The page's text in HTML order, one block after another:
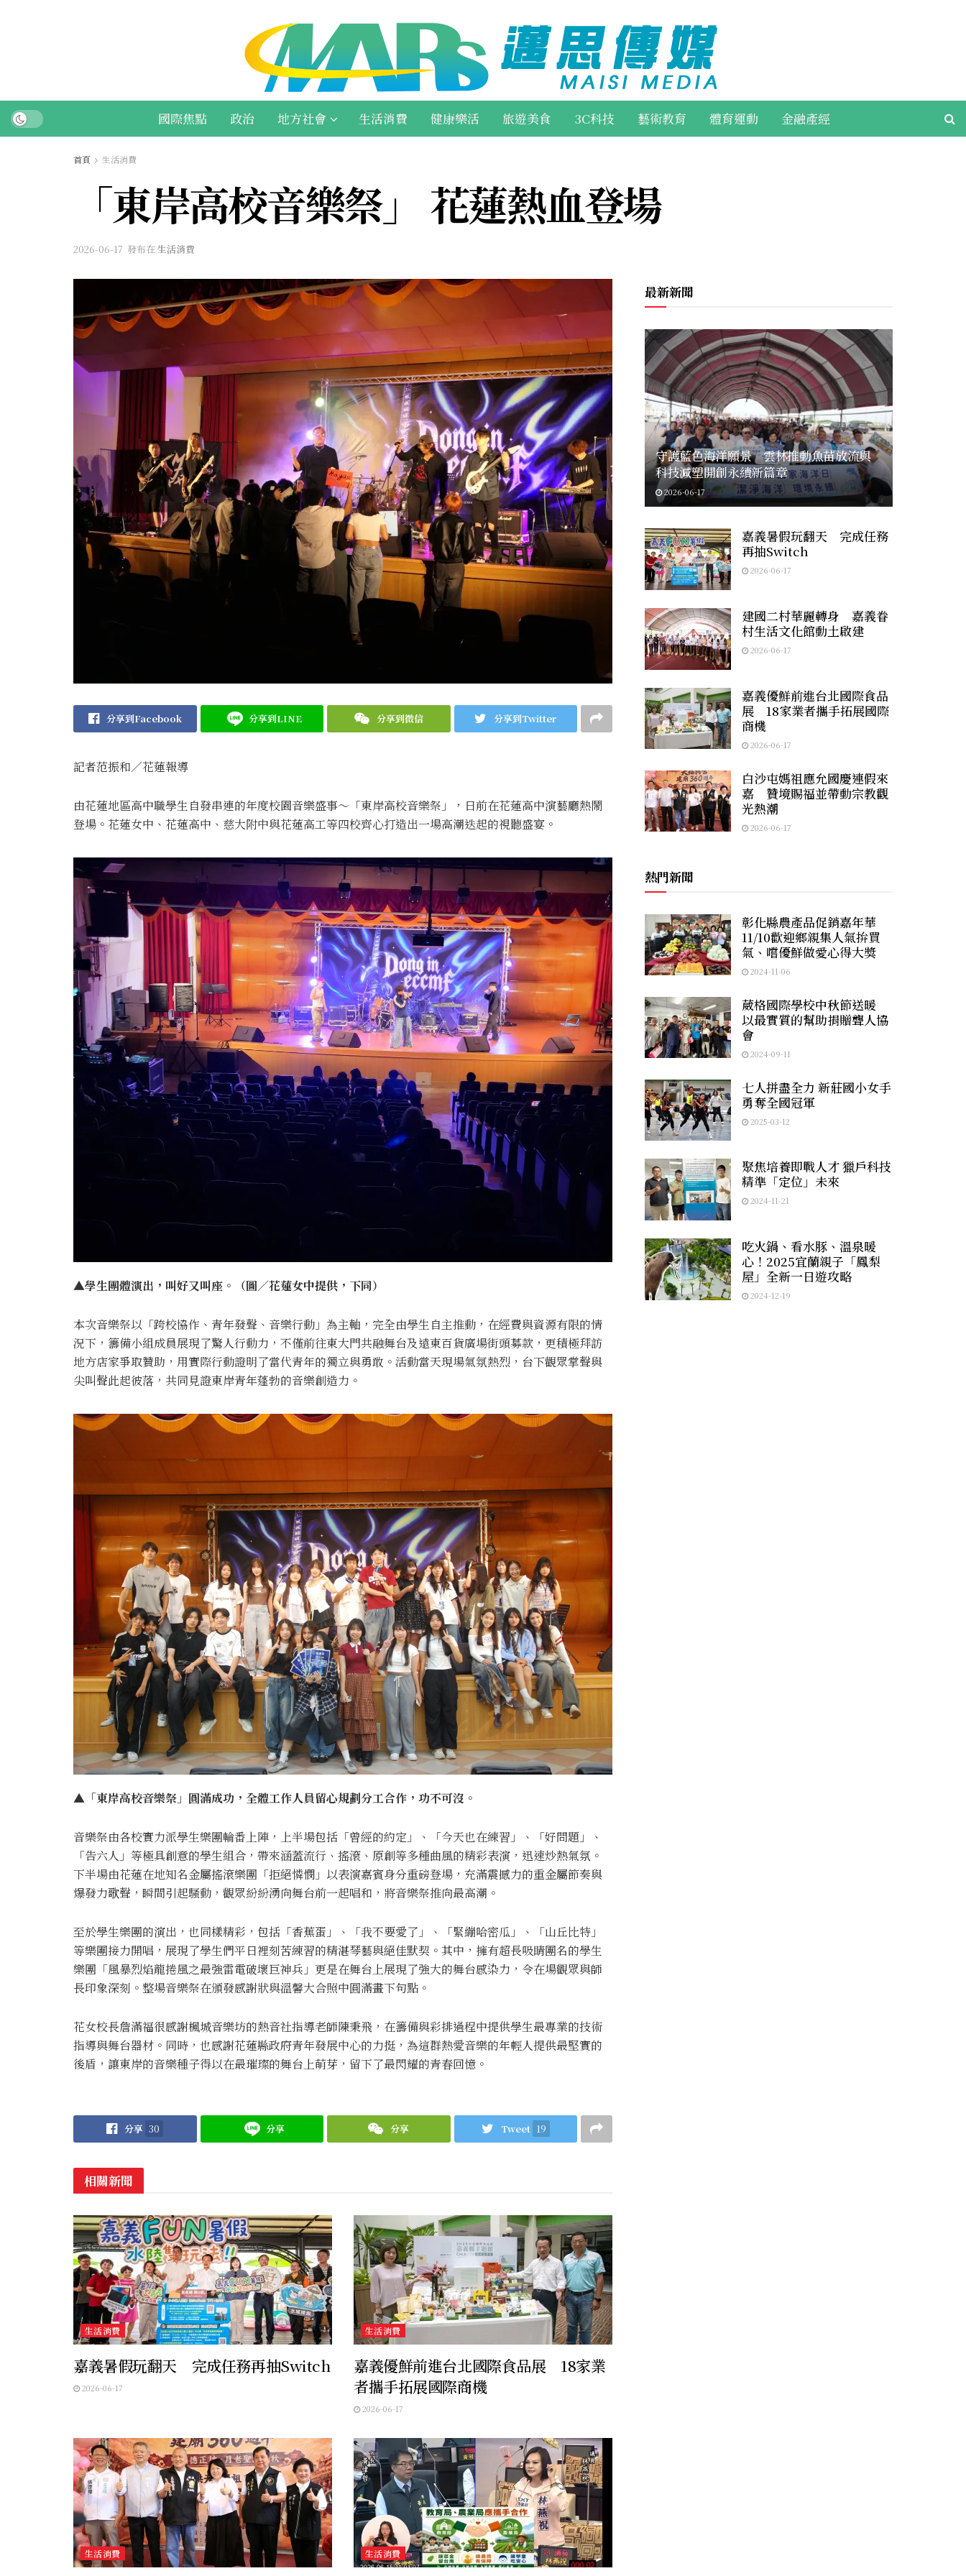
國際焦點 政治 地方社會 生活消費 健康樂活 旅遊美食 3C科技 藝術教育 體育運動 金融產經
首頁 生活消費
「東岸高校音樂祭」 花蓮熱血登場
2026-06-17 發布在生活消費
分享到Facebook 分享到LINE 分享到微信 分享到Twitter
記者范振和∕花蓮報導
由花蓮地區高中職學生自發串連的年度校園音樂盛事～「東岸高校音樂祭」，日前在花蓮高中演藝廳熱鬧
登場。花蓮女中、花蓮高中、慈大附中與花蓮高工等四校齊心打造出一場高潮迭起的視聽盛宴。
▲學生團體演出，叫好又叫座。（圖／花蓮女中提供，下同）
本次音樂祭以「跨校協作、青年發聲、音樂行動」為主軸，完全由學生自主推動，在經費與資源有限的情
況下，籌備小組成員展現了驚人行動力，不僅前往東大門共融舞台及遠東百貨廣場街頭募款，更積極拜訪
地方店家爭取贊助，用實際行動證明了當代青年的獨立與勇敢。活動當天現場氣氛熱烈，台下觀眾掌聲與
尖叫聲此起彼落，共同見證東岸青年蓬勃的音樂創造力。
▲「東岸高校音樂祭」圓滿成功，全體工作人員留心規劃分工合作，功不可沒。
音樂祭由各校實力派學生樂團輪番上陣，上半場包括「曾經的約定」、「今天也在練習」、「好問題」、
「告六人」等極具創意的學生組合，帶來涵蓋流行、搖滾、原創等多種曲風的精彩表演，迅速炒熱氣氛。
下半場由花蓮在地知名金屬搖滾樂團「拒絕憐憫」以表演嘉賓身分重磅登場，充滿震撼力的重金屬節奏與
爆發力歌聲，瞬間引起騷動，觀眾紛紛湧向舞台前一起唱和，將音樂祭推向最高潮。
至於學生樂團的演出，也同樣精彩，包括「香蕉蛋」、「我不要愛了」、「緊繃哈密瓜」、「山丘比特」
等樂團接力開唱，展現了學生們平日裡刻苦練習的精湛琴藝與絕佳默契。其中，擁有超長吸睛團名的學生
樂團「風暴烈焰龍捲風之最強雷電破壞巨神兵」更是在舞台上展現了強大的舞台感染力，令在場觀眾與師
長印象深刻。整場音樂祭在頒發感謝狀與溫馨大合照中圓滿畫下句點。
花女校長詹滿福很感謝楓城音樂坊的熱音社指導老師陳秉飛，在籌備與彩排過程中提供學生最專業的技術
指導與舞台器材。同時，也感謝花蓮縣政府青年發展中心的力挺，為這群熱愛音樂的年輕人提供最堅實的
後盾，讓東岸的音樂種子得以在最璀璨的舞台上萌芽，留下了最閃耀的青春回憶。
分享 30 分享 分享 Tweet 19
相關新聞
生活消費
嘉義暑假玩翻天 完成任務再抽Switch
2026-06-17
生活消費
嘉義優鮮前進台北國際食品展 18家業
者攜手拓展國際商機
2026-06-17
生活消費 生活消費
最新新聞
守護藍色海洋願景 雲林推動魚苗放流與
科技減塑開創永續新篇章
2026-06-17
嘉義暑假玩翻天 完成任務
再抽Switch
2026-06-17
建國二村華麗轉身 嘉義眷
村生活文化館動土啟建
2026-06-17
嘉義優鮮前進台北國際食品
展 18家業者攜手拓展國際
商機
2026-06-17
白沙屯媽祖應允國慶連假來
嘉 贊境賜福並帶動宗教觀
光熱潮
2026-06-17
熱門新聞
彰化縣農產品促銷嘉年華
11/10歡迎鄉親集人氣拚買
氣、嚐優鮮做愛心得大獎
2024-11-06
葳格國際學校中秋節送暖
以最實質的幫助捐贈聾人協
會
2024-09-11
七人拼盡全力 新莊國小女手
勇奪全國冠軍
2025-03-12
聚焦培養即戰人才 獵戶科技
精準「定位」未來
2024-11-21
吃火鍋、看水豚、溫泉暖
心！2025宜蘭親子「鳳梨
屋」全新一日遊攻略
2024-12-19